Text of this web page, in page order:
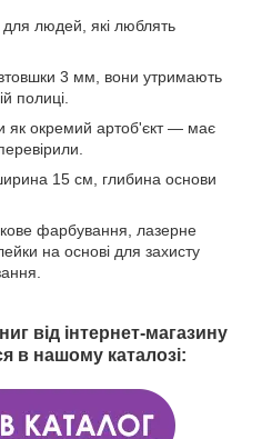
для людей, які люблять
3 мм, вони утримають
полиці.
як окремий артоб'єкт — має
15 см, глибина основи
фарбування, лазерне
на основі для захисту
від інтернет-магазину
в нашому каталозі: